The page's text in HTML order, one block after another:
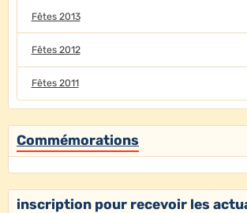
Fêtes 2013
Fêtes 2012
Fêtes 2011
Commémorations
inscription pour recevoir les